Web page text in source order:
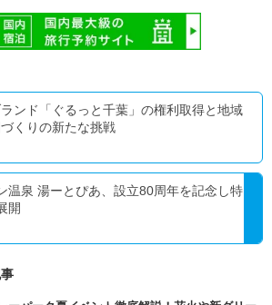
ンド「ぐるっと千葉」の権利取得と地域
くりの新たな挑戦
温泉 湯ーとぴあ、設立80周年を記念し特
開